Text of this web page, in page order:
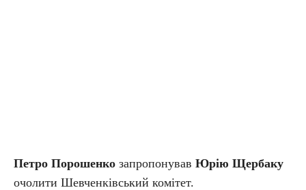
Петро Порошенко запропонував Юрію Щербаку
очолити Шевченківський комітет.